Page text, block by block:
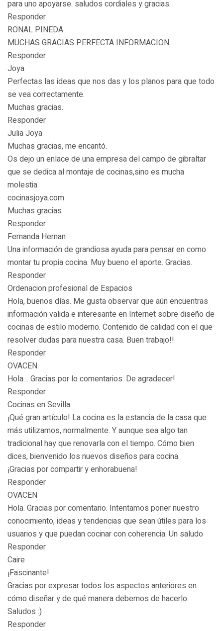
para uno apoyarse. saludos cordiales y gracias.
Responder
RONAL PINEDA
MUCHAS GRACIAS PERFECTA INFORMACION.
Responder
Joya
Perfectas las ideas que nos das y los planos para que todo
se vea correctamente.
Muchas gracias.
Responder
Julia Joya
Muchas gracias, me encantó.
Os dejo un enlace de una empresa del campo de gibraltar
que se dedica al montaje de cocinas,sino es mucha
molestia.
cocinasjoya.com
Muchas gracias
Responder
Fernanda Hernan
Una información de grandiosa ayuda para pensar en como
montar tu propia cocina. Muy bueno el aporte. Gracias.
Responder
Ordenacion profesional de Espacios
Hola, buenos días. Me gusta observar que aún encuentras
información valida e interesante en Internet sobre diseño de
cocinas de estilo moderno. Contenido de calidad con el que
resolver dudas para nuestra casa. Buen trabajo!!
Responder
OVACEN
Hola… Gracias por lo comentarios. De agradecer!
Responder
Cocinas en Sevilla
¡Qué gran artículo! La cocina es la estancia de la casa que
más utilizamos, normalmente. Y aunque sea algo tan
tradicional hay que renovarla con el tiempo. Cómo bien
dices, bienvenido los nuevos diseños para cocina.
¡Gracias por compartir y enhorabuena!
Responder
OVACEN
Hola. Gracias por comentario. Intentamos poner nuestro
conocimiento, ideas y tendencias que sean útiles para los
usuarios y que puedan cocinar con coherencia. Un saludo
Responder
Caire
¡Fascinante!
Gracias por expresar todos los aspectos anteriores en
cómo diseñar y de qué manera debemos de hacerlo.
Saludos :)
Responder